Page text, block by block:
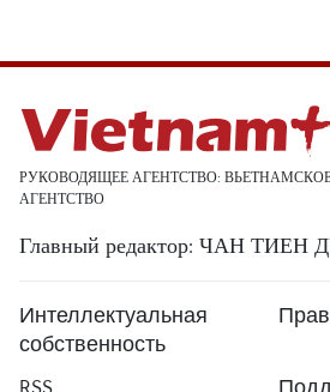
РУКОВОДЯЩЕЕ АГЕНТСТВО:
АГЕНТСТВО
Главный редактор: ЧАН ТИЕН
Интеллектуальная
собственность
RSS